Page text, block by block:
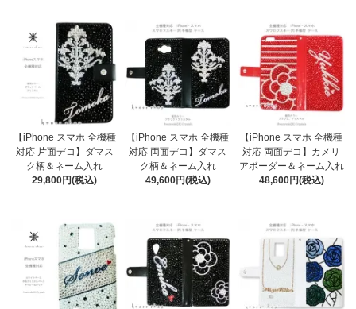
【iPhone スマホ 全機種
対応 片面デコ】ダマス
ク柄＆ネーム入れ
29,800円(税込)
【iPhone スマホ 全機種
対応 両面デコ】ダマス
ク柄＆ネーム入れ
49,600円(税込)
【iPhone スマホ 全機種
対応 両面デコ】カメリ
アボーダー＆ネーム入れ
48,600円(税込)